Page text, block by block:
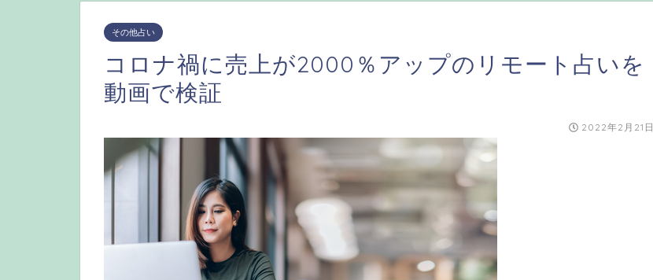
その他占い
コロナ禍に売上が2000％アップのリモート占いを
動画で検証
2022年2月21日